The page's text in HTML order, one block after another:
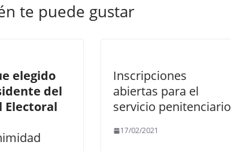
r
te puede gustar
elegido
del
Electoral
Inscripciones
abiertas para el
servicio penitenciario
17/02/2021